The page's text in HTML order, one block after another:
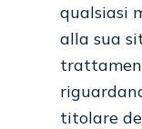
qualsiasi
alla sua
titolare